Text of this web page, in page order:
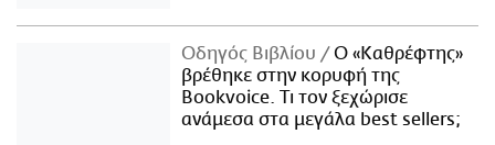
Οδηγός Βιβλίου
Ο «Καθρέφτης»
βρέθηκε στην κορυφή της
Bookvoice. Τι τον ξεχώρισε
ανάμεσα στα μεγάλα best sellers;